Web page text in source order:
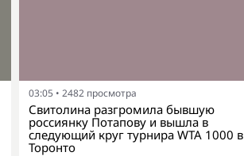
03:05 • 2482 просмотра
Свитолина разгромила бывшую
россиянку Потапову и вышла в
следующий круг турнира WTA 1000 в
Торонто